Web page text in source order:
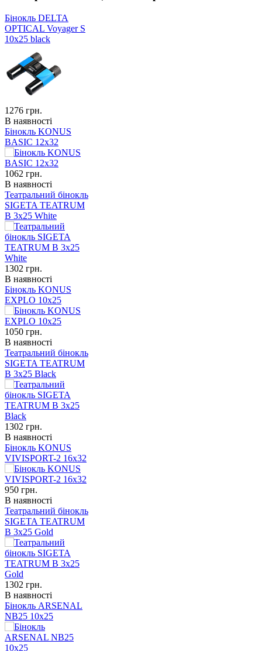
Бінокль DELTA
OPTICAL Voyager S
10x25 black
1276 грн.
В наявності
Бінокль KONUS
BASIC 12x32
1062 грн.
В наявності
Театральний бінокль
SIGETA TEATRUM
B 3x25 White
1302 грн.
В наявності
Бінокль KONUS
EXPLO 10x25
1050 грн.
В наявності
Театральний бінокль
SIGETA TEATRUM
B 3x25 Black
1302 грн.
В наявності
Бінокль KONUS
VIVISPORT-2 16x32
950 грн.
В наявності
Театральний бінокль
SIGETA TEATRUM
B 3x25 Gold
1302 грн.
В наявності
Бінокль ARSENAL
NB25 10x25